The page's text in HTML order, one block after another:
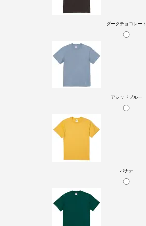
ダークチョコレート
アシッドブルー
バナナ